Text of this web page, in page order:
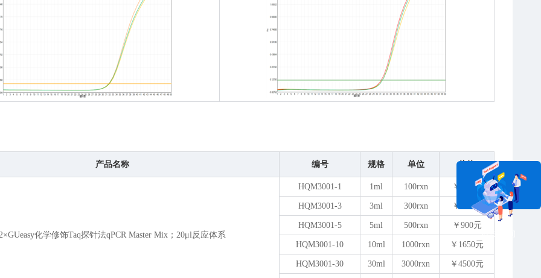
产品名称 编号 规格 单位 价格
化学修饰Taq探针法qPCR Master Mix；20μl反应体系
HQM3001-1 1ml 100rxn ￥200元
HQM3001-3 3ml 300rxn ￥580元
HQM3001-5 5ml 500rxn ￥900元
HQM3001-10 10ml 1000rxn ￥1650元
HQM3001-30 30ml 3000rxn ￥4500元
在线咨询